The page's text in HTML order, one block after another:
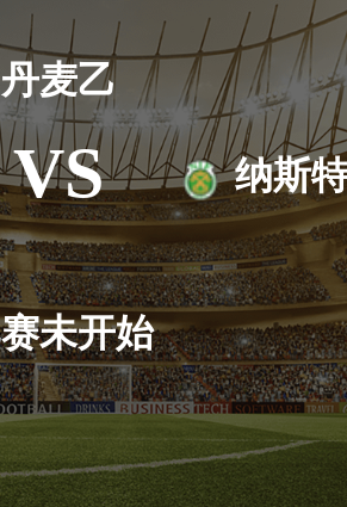
丹麦乙
VS
未开始
纳斯